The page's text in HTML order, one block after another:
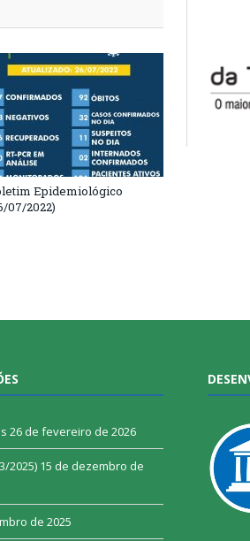
Epidemiológico
07/2022)
26 de fevereiro de 2026
2025) 15 de dezembro de
de 2025